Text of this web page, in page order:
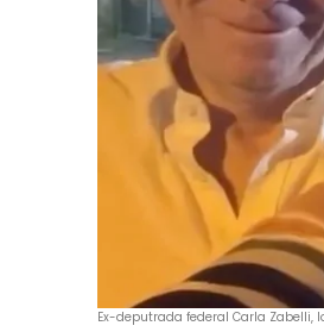
Ex-deputrada federal Carla Zabelli,